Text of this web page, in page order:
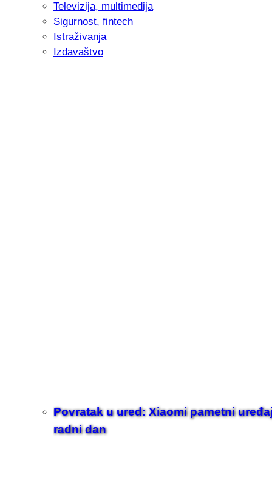
Televizija, multimedija
Sigurnost, fintech
Istraživanja
Izdavaštvo
Povratak u ured: Xiaomi pametni
radni dan